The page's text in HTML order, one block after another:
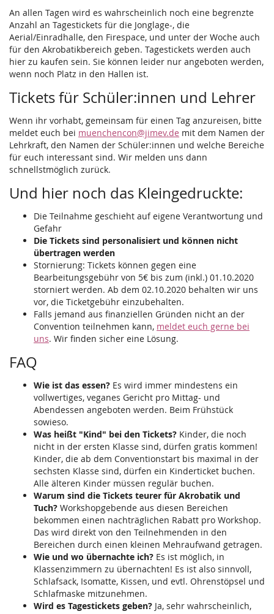
An allen Tagen wird es wahrscheinlich noch eine begrenzte
Anzahl an Tagestickets für die Jonglage-, die
Aerial/Einradhalle, den Firespace, und unter der Woche auch
für den Akrobatikbereich geben. Tagestickets werden auch
hier zu kaufen sein. Sie können leider nur angeboten werden,
wenn noch Platz in den Hallen ist.
Tickets für Schüler:innen und Lehrer
Wenn ihr vorhabt, gemeinsam für einen Tag anzureisen, bitte
meldet euch bei muenchencon@jimev.de mit dem Namen der
Lehrkraft, den Namen der Schüler:innen und welche Bereiche
für euch interessant sind. Wir melden uns dann
schnellstmöglich zurück.
Und hier noch das Kleingedruckte:
Die Teilnahme geschieht auf eigene Verantwortung und
Gefahr
Die Tickets sind personalisiert und können nicht
übertragen werden
Stornierung: Tickets können gegen eine
Bearbeitungsgebühr von 5€ bis zum (inkl.) 01.10.2020
storniert werden. Ab dem 02.10.2020 behalten wir uns
vor, die Ticketgebühr einzubehalten.
Falls jemand aus finanziellen Gründen nicht an der
Convention teilnehmen kann, meldet euch gerne bei
uns. Wir finden sicher eine Lösung.
FAQ
Wie ist das essen? Es wird immer mindestens ein
vollwertiges, veganes Gericht pro Mittag- und
Abendessen angeboten werden. Beim Frühstück
sowieso.
Was heißt "Kind" bei den Tickets? Kinder, die noch
nicht in der ersten Klasse sind, dürfen gratis kommen!
Kinder, die ab dem Conventionstart bis maximal in der
sechsten Klasse sind, dürfen ein Kinderticket buchen.
Alle älteren Kinder müssen regulär buchen.
Warum sind die Tickets teurer für Akrobatik und
Tuch? Workshopgebende aus diesen Bereichen
bekommen einen nachträglichen Rabatt pro Workshop.
Das wird direkt von den Teilnehmenden in den
Bereichen durch einen kleinen Mehraufwand getragen.
Wie und wo übernachte ich? Es ist möglich, in
Klassenzimmern zu übernachten! Es ist also sinnvoll,
Schlafsack, Isomatte, Kissen, und evtl. Ohrenstöpsel und
Schlafmaske mitzunehmen.
Wird es Tagestickets geben? Ja, sehr wahrscheinlich,